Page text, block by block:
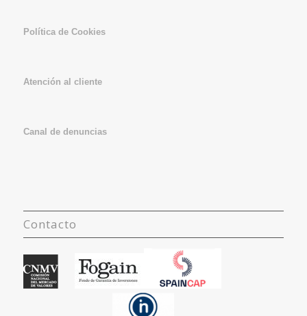
Política de Cookies
Atención al cliente
Canal de denuncias
Contacto